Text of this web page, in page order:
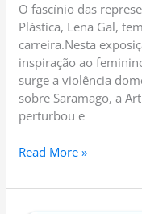
O fascínio das
Plástica, Lena Gal,
carreira.Nesta
inspiração ao
surge a violência
sobre Saramago, a
perturbou e
Read More »